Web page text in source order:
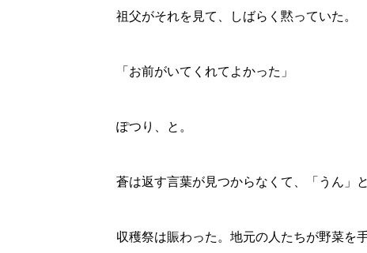
祖父がそれを見て、しばらく黙っていた。
「お前がいてくれてよかった」
ぽつり、と。
蒼は返す言葉が見つからなくて、「うん」
収穫祭は賑わった。地元の人たちが野菜を